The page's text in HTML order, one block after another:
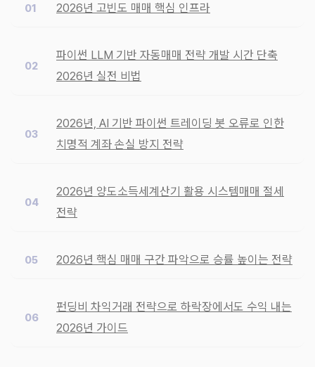
2026년 고빈도 매매 핵심 인프라
파이썬 LLM 기반 자동매매 전략 개발 시간 단축
2026년 실전 비법
2026년, AI 기반 파이썬 트레이딩 봇 오류로 인한
치명적 계좌 손실 방지 전략
2026년 양도소득세계산기 활용 시스템매매 절세
전략
2026년 핵심 매매 구간 파악으로 승률 높이는 전략
펀딩비 차익거래 전략으로 하락장에서도 수익 내는
2026년 가이드